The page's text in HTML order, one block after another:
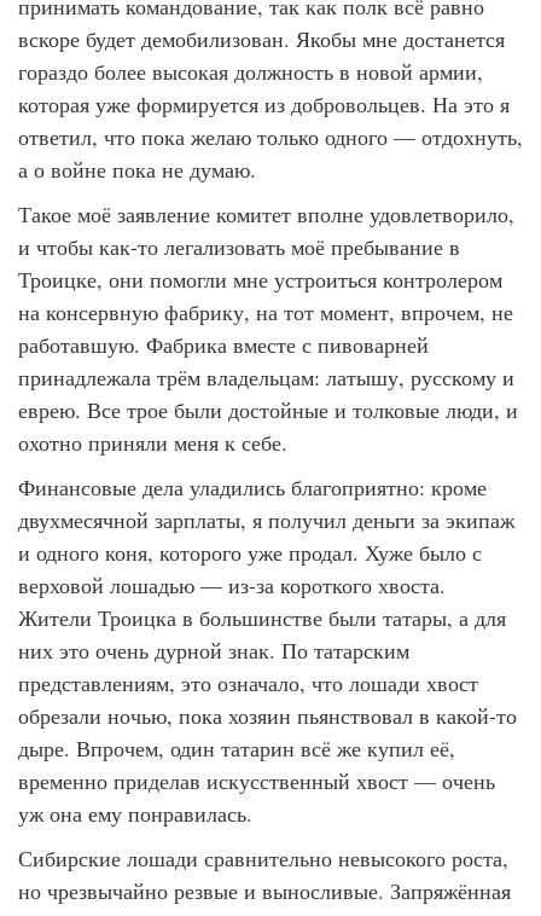
принимать командование, так как полк всё равно
вскоре будет демобилизован. Якобы мне достанется
гораздо более высокая должность в новой армии,
которая уже формируется из добровольцев. На это я
ответил, что пока желаю только одного — отдохнуть,
а о войне пока не думаю.
Такое моё заявление комитет вполне удовлетворило,
и чтобы как-то легализовать моё пребывание в
Троицке, они помогли мне устроиться контролером
на консервную фабрику, на тот момент, впрочем, не
работавшую. Фабрика вместе с пивоварней
принадлежала трём владельцам: латышу, русскому и
еврею. Все трое были достойные и толковые люди, и
охотно приняли меня к себе.
Финансовые дела уладились благоприятно: кроме
двухмесячной зарплаты, я получил деньги за экипаж
и одного коня, которого уже продал. Хуже было с
верховой лошадью — из-за короткого хвоста.
Жители Троицка в большинстве были татары, а для
них это очень дурной знак. По татарским
представлениям, это означало, что лошади хвост
обрезали ночью, пока хозяин пьянствовал в какой-то
дыре. Впрочем, один татарин всё же купил её,
временно приделав искусственный хвост — очень
уж она ему понравилась.
Сибирские лошади сравнительно невысокого роста,
но чрезвычайно резвые и выносливые. Запряжённая